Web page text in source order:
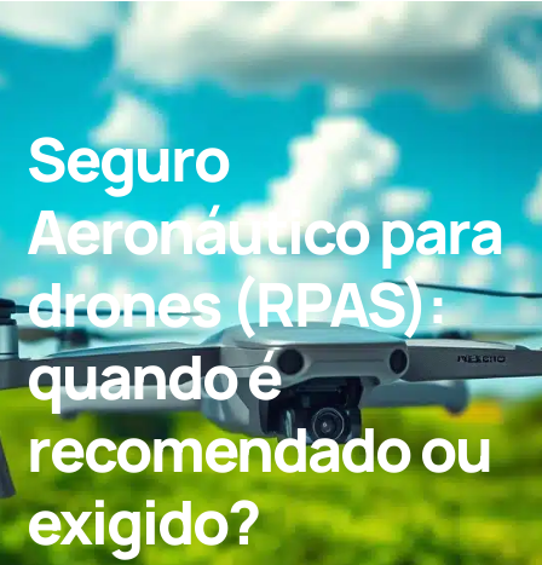
Seguro
Aeronáutico para
drones (RPAS):
quando é
recomendado ou
exigido?